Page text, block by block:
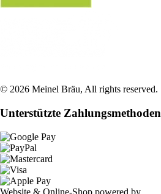
© 2026 Meinel Bräu, All rights reserved.
Unterstützte Zahlungsmethoden
Website & Online-Shop powered by